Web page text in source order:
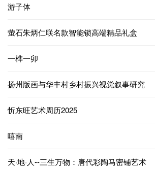
游子体
萤石朱炳仁联名款智能锁高端精品礼盒
一榫一卯
扬州版画与华丰村乡村振兴视觉叙事研究
忻东旺艺术周历2025
嘻南
天·地·人--三生万物：唐代彩陶马密铺艺术